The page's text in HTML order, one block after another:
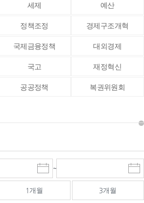
세제 예산
정책조정 경제구조개혁
국제금융정책 대외경제
국고 재정혁신
공공정책 복권위원회
시
작
일
선
~
종
료
선
1개월 3개월